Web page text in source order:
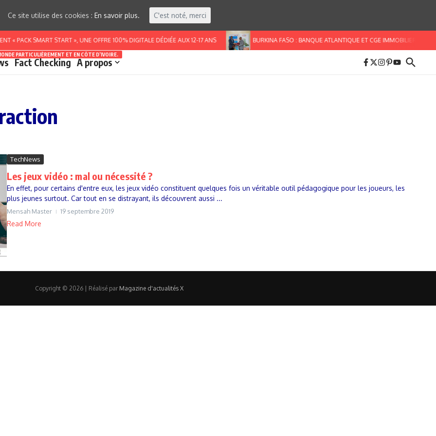
« PACK SMART START », UNE OFFRE 100% DIGITALE DÉDIÉE AUX 12-17 ANS BURKINA FASO : BANQUE ATLANTIQUE ET CGE IMMOBILIER
PARTICULIÈREMENT ET EN CÔTE D’IVOIRE.
Fact Checking A propos
TechNews
Les jeux vidéo : mal ou nécessité ?
En effet, pour certains d'entre eux, les jeux vidéo constituent quelques fois un véritable outil pédagogique pour les joueurs, les
plus jeunes surtout. Car tout en se distrayant, ils découvrent aussi ...
Mensah Master 19 septembre 2019
Read More
Copyright © 2026 | Réalisé par Magazine d'actualités X
Ce site utilise des cookies : En savoir plus. C'est noté, merci